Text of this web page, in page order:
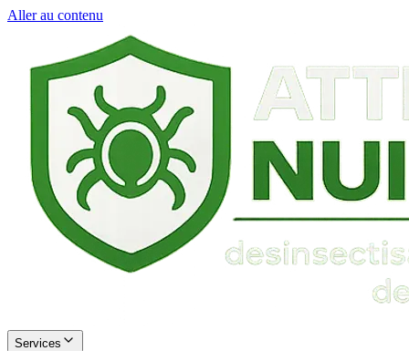
Aller au contenu
Services